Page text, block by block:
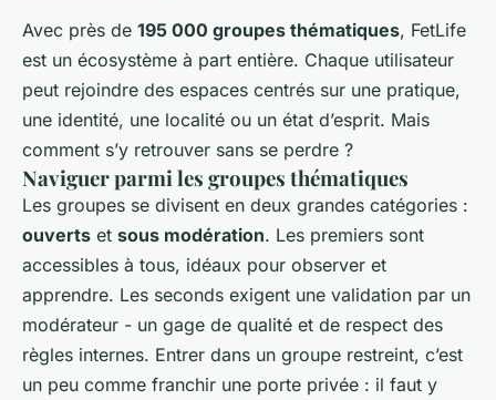
Avec près de 195 000 groupes thématiques, FetLife
est un écosystème à part entière. Chaque utilisateur
peut rejoindre des espaces centrés sur une pratique,
une identité, une localité ou un état d’esprit. Mais
comment s’y retrouver sans se perdre ?
Naviguer parmi les groupes thématiques
Les groupes se divisent en deux grandes catégories :
ouverts et sous modération. Les premiers sont
accessibles à tous, idéaux pour observer et
apprendre. Les seconds exigent une validation par un
modérateur - un gage de qualité et de respect des
règles internes. Entrer dans un groupe restreint, c’est
un peu comme franchir une porte privée : il faut y